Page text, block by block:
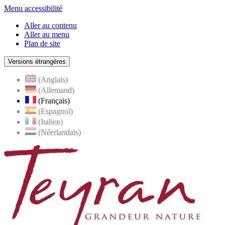
Menu accessibilité
Aller au contenu
Aller au menu
Plan de site
Versions étrangères
(Anglais)
(Allemand)
(Français)
(Espagnol)
(Italien)
(Néerlandais)